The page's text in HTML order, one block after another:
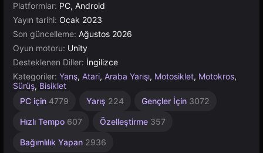
Platformlar: PC, Android
Yayın tarihi: Ocak 2023
Son güncelleme: Ağustos 2026
Oyun motoru: Unity
Desteklenen Diller: İngilizce
Kategoriler: Yarış, Atari, Araba Yarışı, Motosiklet, Motokros,
Sürüş, Bisiklet
PC için 4779 Yarış 224 Gençler İçin 3072
Hızlı Tempo 607 Özelleştirme 357
Bağımlılık Yapan 2936
Heyecan
1103
Sonsuz
Hız
Araba
491
Drag
213
Çeviklik
Masaüstü
1
4145
Bağımsız
Bina
Yüksek
3569
Çocuklar
1477
Tarayıcı
Unity
3172